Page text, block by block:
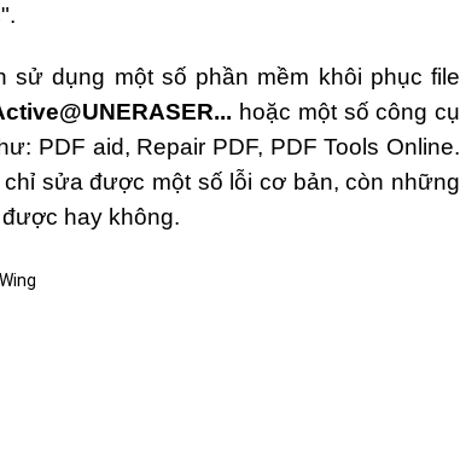
sử dụng một số phần mềm khôi phục file
hoặc một số công cụ
PDF aid, Repair PDF, PDF Tools Online.
sửa được một số lỗi cơ bản, còn những
hay không.